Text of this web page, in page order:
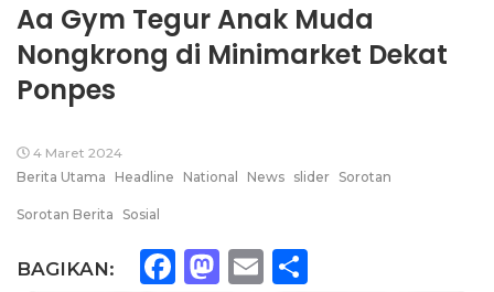
Aa Gym Tegur Anak Muda
Nongkrong di Minimarket Dekat
Ponpes
4 Maret 2024
Berita Utama
Headline National News slider Sorotan
Sorotan Berita Sosial
BAGIKAN: Facebook
Mastodon
Email